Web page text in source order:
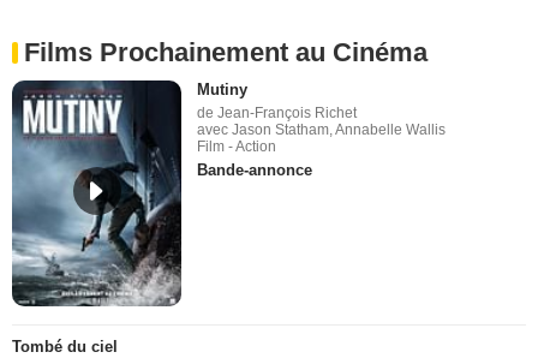
Films Prochainement au Cinéma
Mutiny
de Jean-François Richet
avec Jason Statham, Annabelle Wallis
Film - Action
Bande-annonce
Tombé du ciel